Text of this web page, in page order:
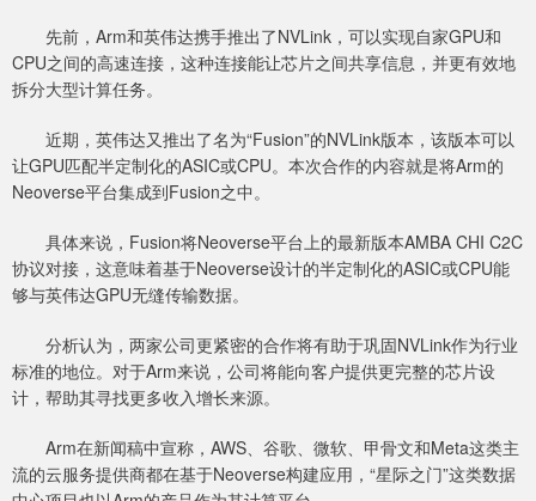
先前，Arm和英伟达携手推出了NVLink，可以实现自家GPU和
CPU之间的高速连接，这种连接能让芯片之间共享信息，并更有效地
拆分大型计算任务。
近期，英伟达又推出了名为“Fusion”的NVLink版本，该版本可以
让GPU匹配半定制化的ASIC或CPU。本次合作的内容就是将Arm的
Neoverse平台集成到Fusion之中。
具体来说，Fusion将Neoverse平台上的最新版本AMBA CHI C2C
协议对接，这意味着基于Neoverse设计的半定制化的ASIC或CPU能
够与英伟达GPU无缝传输数据。
分析认为，两家公司更紧密的合作将有助于巩固NVLink作为行业
标准的地位。对于Arm来说，公司将能向客户提供更完整的芯片设
计，帮助其寻找更多收入增长来源。
Arm在新闻稿中宣称，AWS、谷歌、微软、甲骨文和Meta这类主
流的云服务提供商都在基于Neoverse构建应用，“星际之门”这类数据